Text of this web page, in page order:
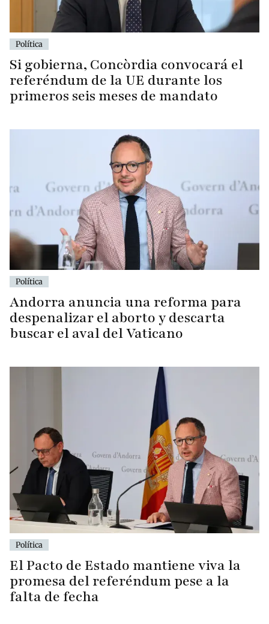
Política
Si gobierna, Concòrdia convocará el
referéndum de la UE durante los
primeros seis meses de mandato
Política
Andorra anuncia una reforma para
despenalizar el aborto y descarta
buscar el aval del Vaticano
Política
El Pacto de Estado mantiene viva la
promesa del referéndum pese a la
falta de fecha